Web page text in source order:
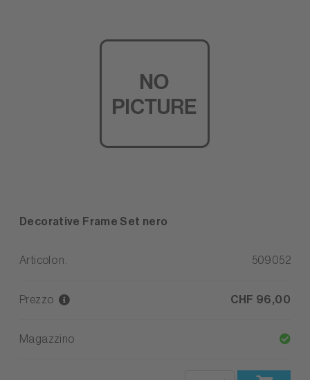
Decorative Frame Set nero
Articolo n. 509052
Prezzo CHF 96,00
Magazzino